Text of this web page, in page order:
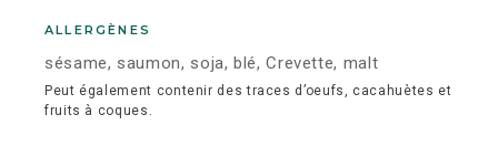
ALLERGÈNES
sésame, saumon, soja, blé, Crevette, malt
Peut également contenir des traces d’oeufs, cacahuètes et
fruits à coques.